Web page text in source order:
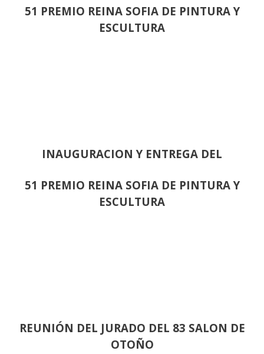
51 PREMIO REINA SOFIA DE PINTURA Y
ESCULTURA
INAUGURACION Y ENTREGA DEL
51 PREMIO REINA SOFIA DE PINTURA Y
ESCULTURA
REUNIÓN DEL JURADO DEL 83 SALON DE
OTOÑO